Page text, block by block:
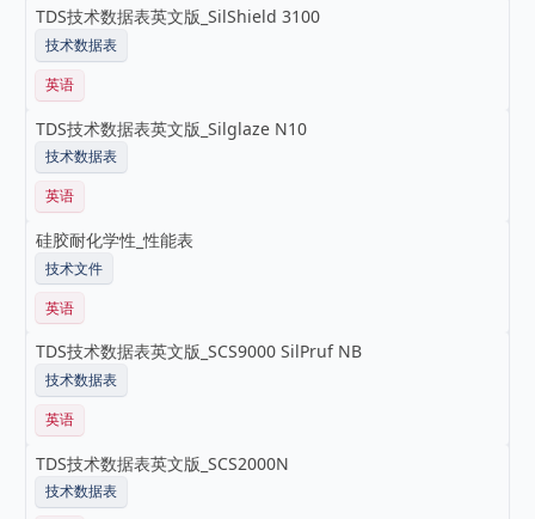
TDS技术数据表英文版_SilShield 3100
技术数据表
英语
TDS技术数据表英文版_Silglaze N10
技术数据表
英语
硅胶耐化学性_性能表
技术文件
英语
TDS技术数据表英文版_SCS9000 SilPruf NB
技术数据表
英语
TDS技术数据表英文版_SCS2000N
技术数据表